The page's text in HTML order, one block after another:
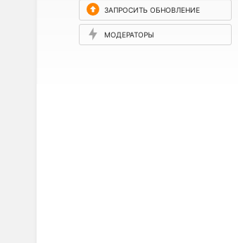
ЗАПРОСИТЬ ОБНОВЛЕНИЕ
МОДЕРАТОРЫ